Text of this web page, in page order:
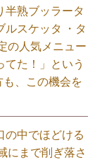
半熟ブッラータ
ルスケッタ ・タ
の人気メニュー
てた！」という
、この機会を
の中でほどける
にまで削ぎ落さ